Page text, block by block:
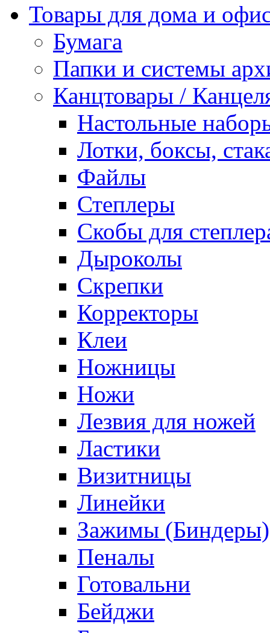
Товары для дома и
Бумага
Папки и системы
Канцтовары /
Настольные
Лотки, боксы,
Файлы
Степлеры
Скобы для
Дыроколы
Скрепки
Корректоры
Клеи
Ножницы
Ножи
Лезвия для ножей
Ластики
Визитницы
Линейки
Зажимы (Биндеры)
Пеналы
Готовальни
Бейджи